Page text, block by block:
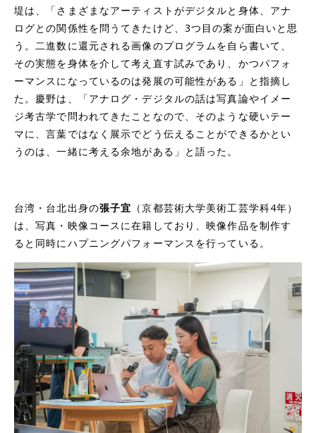
堤は、「さまざまなアーティストがデジタルと身体、アナ
ログとの関係性を問うてきたけど、3つ目の案が面白いと思
う。二進数に還元される画像のプログラムを自ら書いて、
その実態を身体を介して考え直す試みであり、かつパフォ
ーマンスになっているのは発展の可能性がある」と指摘し
た。慶野は、「アナログ・デジタルの話は写真論やイメー
ジ考古学で問われてきたことなので、そのような硬いテー
マに、言葉ではなく展示でどう伝えることができるかとい
うのは、一緒に考える余地がある」と語った。
台湾・台北出身の張子宜 （京都芸術大学美術工芸学科4年）
は、写真・映像コースに在籍しており、映像作品を制作す
ると同時にハプニングパフォーマンスを行っている。